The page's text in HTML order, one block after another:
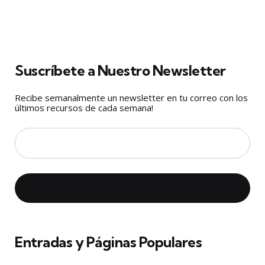
Suscríbete a Nuestro Newsletter
Recibe semanalmente un newsletter en tu correo con los
últimos recursos de cada semana!
Entradas y Páginas Populares